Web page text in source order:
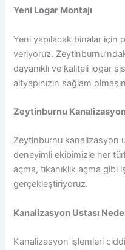
Yeni Logar Montajı
Yeni yapılacak binalar için
veriyoruz.
dayanıklı ve kaliteli logar
altyapınızın sağlam
Zeytinburnu Kanalizasyon
Zeytinburnu kanalizasyon
deneyimli ekibimizle her
açma, tıkanıklık açma gibi
gerçekleştiriyoruz.
Kanalizasyon Ustası
Kanalizasyon işlemleri